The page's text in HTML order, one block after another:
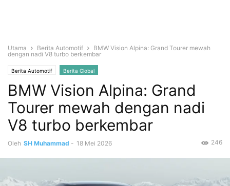
Utama Berita Automotif
BMW Vision Alpina: Grand Tourer mewah
dengan nadi V8 turbo berkembar
Berita Automotif Berita Global
BMW Vision Alpina: Grand
Tourer mewah dengan nadi
V8 turbo berkembar
Oleh SH Muhammad - 18 Mei 2026 246